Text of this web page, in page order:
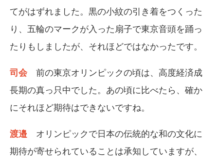
てがはずれました。黒の小紋の引き着をつくった
り、五輪のマークが入った扇子で東京音頭を踊っ
たりもしましたが、それほどではなかったです。
司会
前の東京オリンピックの頃は、高度経済成
長期の真っ只中でした。あの頃に比べたら、確か
にそれほど期待はできないですね。
渡邉
オリンピックで日本の伝統的な和の文化に
期待が寄せられていることは承知していますが、